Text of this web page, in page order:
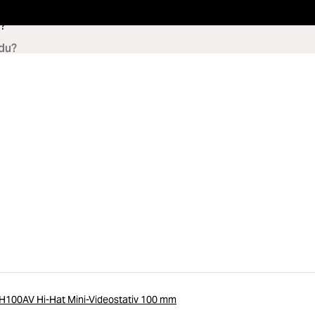
Hi-Hat Mini-Videostativ 100 mm